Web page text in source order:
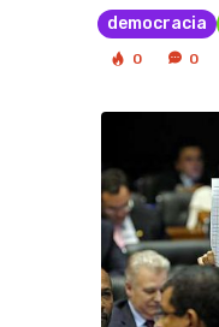
democracia
0 0